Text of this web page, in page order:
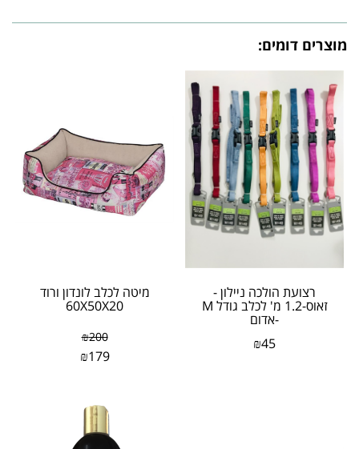
מוצרים דומים:
רצועת הולכה ניילון -
זאוס-1.2 מ' לכלב גודל M
-אדום
₪45
מיטה לכלב לונדון ורוד
60X50X20
₪200
₪179